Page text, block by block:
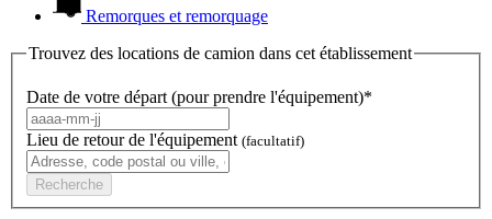
Remorques et remorquage
Trouvez des locations de camion dans cet établissement
Date de votre départ (pour prendre l'équipement)*
Lieu de retour de l'équipement (facultatif)
Recherche